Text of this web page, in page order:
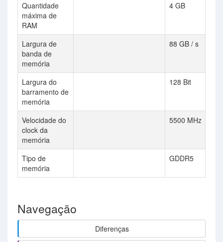
Quantidade
máxima de
RAM
4 GB
Largura de
banda de
memória
88 GB / s
Largura do
barramento de
memória
128 Bit
Velocidade do
clock da
memória
5500 MHz
Tipo de
memória
GDDR5
Navegação
Diferenças